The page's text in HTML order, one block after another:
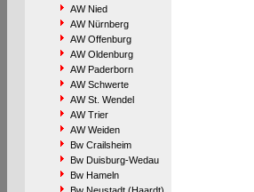
AW Nied
AW Nürnberg
AW Offenburg
AW Oldenburg
AW Paderborn
AW Schwerte
AW St. Wendel
AW Trier
AW Weiden
Bw Crailsheim
Bw Duisburg-Wedau
Bw Hameln